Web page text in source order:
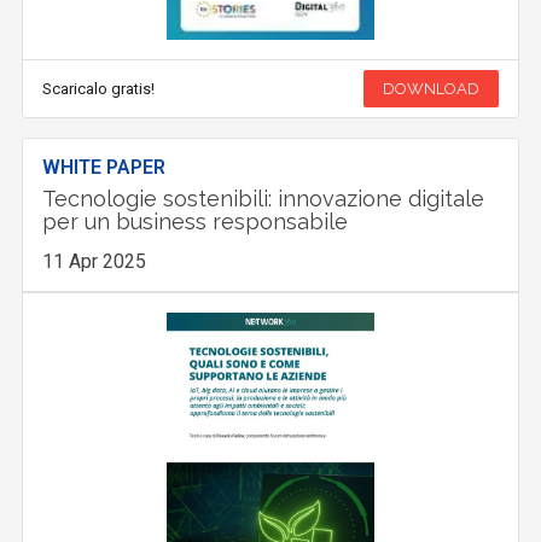
Scaricalo gratis! DOWNLOAD
WHITE PAPER
Tecnologie sostenibili: innovazione digitale
per un business responsabile
11 Apr 2025